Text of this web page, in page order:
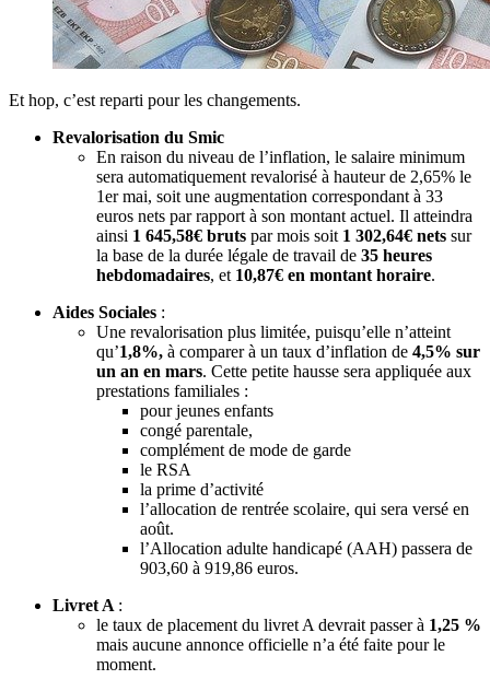
Et hop, c’est reparti pour les changements.
Revalorisation du Smic
En raison du niveau de l’inflation, le salaire minimum
sera automatiquement revalorisé à hauteur de 2,65% le
1er mai, soit une augmentation correspondant à 33
euros nets par rapport à son montant actuel. Il atteindra
ainsi 1 645,58€ bruts par mois soit 1 302,64€ nets sur
la base de la durée légale de travail de 35 heures
hebdomadaires, et 10,87€ en montant horaire.
Aides Sociales :
Une revalorisation plus limitée, puisqu’elle n’atteint
qu’1,8%, à comparer à un taux d’inflation de 4,5% sur
un an en mars. Cette petite hausse sera appliquée aux
prestations familiales :
pour jeunes enfants
congé parentale,
complément de mode de garde
le RSA
la prime d’activité
l’allocation de rentrée scolaire, qui sera versé en
août.
l’Allocation adulte handicapé (AAH) passera de
903,60 à 919,86 euros.
Livret A :
le taux de placement du livret A devrait passer à 1,25 %
mais aucune annonce officielle n’a été faite pour le
moment.